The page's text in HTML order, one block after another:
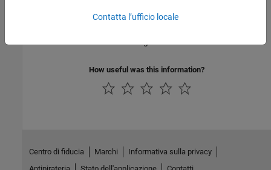
How useful was this information?
Contatta l’ufficio locale
Centro di fiducia Marchi
Informativa sulla privacy